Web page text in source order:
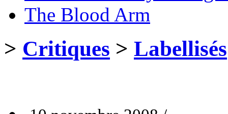
The Blood Arm
> Critiques > Labellisés